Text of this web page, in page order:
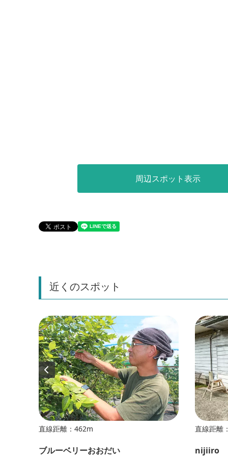
周辺スポット表示
近くのスポット
直線距離：462m
ブルーベリーおおだい
直線距離
nijiiro